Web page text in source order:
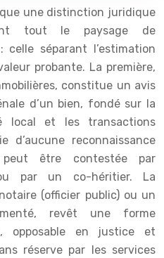
une distinction juridique
tout le paysage de
celle séparant l’estimation
probante. La première,
constitue un avis
d’un bien, fondé sur la
local et les transactions
d’aucune reconnaissance
être contestée par
ou par un co-héritier. La
(officier public) ou un
revêt une forme
opposable en justice et
réserve par les services